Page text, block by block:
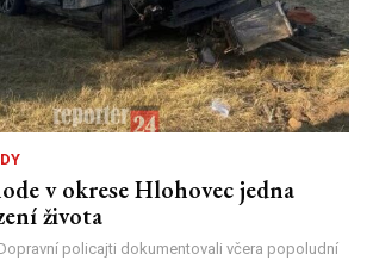
v okrese Hlohovec jedna
života
policajti dokumentovali včera popoludní